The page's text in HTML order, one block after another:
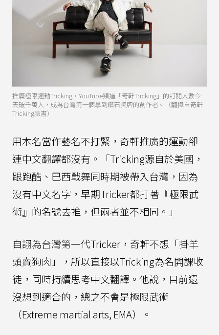
推廣極限運動Tricking，YouTube頻道「奇軒Tricking」的訂閱人數今
天破千萬人，成為台灣第一個拿到鑽石獎牌的創作者。（翻攝自奇軒
Tricking臉書）
用本名當作藝名不打緊，奇軒推廣的運動卻
連中文翻譯都沒有。「Tricking源自於美國，
跟跑酷、巴西戰舞同時期被帶入台灣，因為
沒有中文名字，早期Tricker都打著『極限武
術』的名號去推，但兩者並不相同。」
自詡為台灣第一代Tricker，奇軒不想「掛羊
頭賣狗肉」，所以直接以Tricking為名開課收
徒，同時持續思考中文翻譯。他說，目前還
沒想到適合的，總之不會是極限武術
（Extreme martial arts, EMA）。